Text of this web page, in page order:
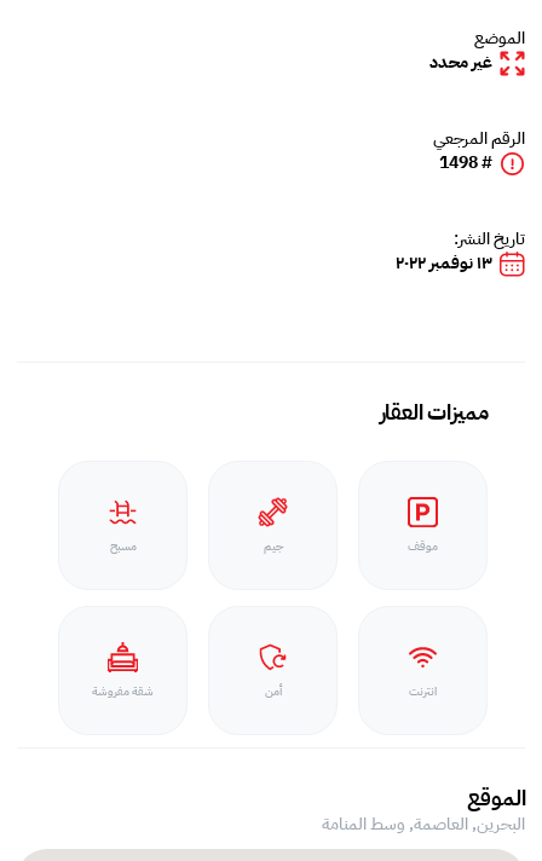
الموضع
غير محدد
الرقم المرجعي
# 1498
تاريخ النشر:
١٣ نوفمبر ٢٠٢٢
مميزات العقار
موقف جيم مسبح
انترنت أمن شقة مفروشة
الموقع
البحرين, العاصمة, وسط المنامة